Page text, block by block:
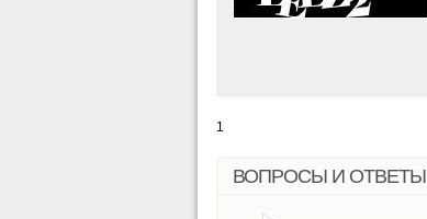
1
ВОПРОСЫ И ОТВЕТЫ